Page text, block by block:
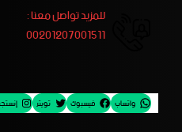
للمزيد تواصل معنا :
00201207001511
واتساب فيسبوك تويتر